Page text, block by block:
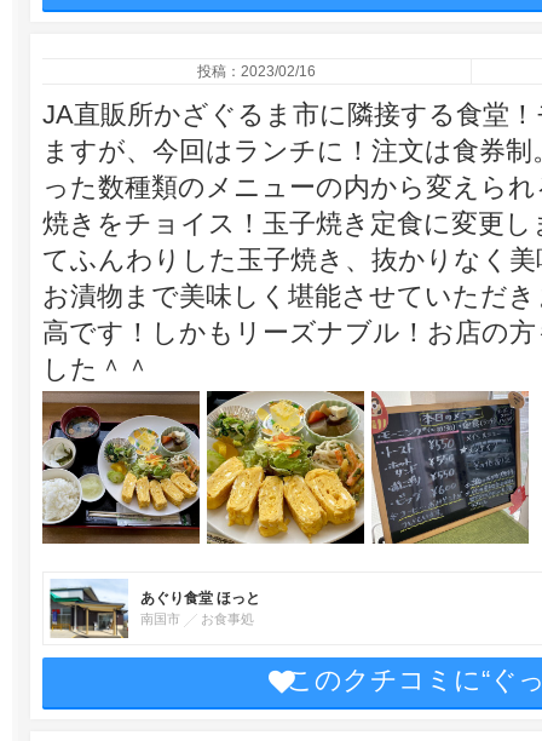
投稿：2023/02/16
JA直販所かざぐるま市に隣接する食堂
ますが、今回はランチに！注文は食券
った数種類のメニューの内から変えら
焼きをチョイス！玉子焼き定食に変更
てふんわりした玉子焼き、抜かりなく
お漬物まで美味しく堪能させていただ
高です！しかもリーズナブル！お店の
した＾＾
あぐり食堂 ほっと
南国市 お食事処
このクチコミに“ぐ